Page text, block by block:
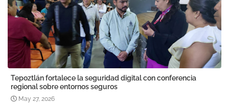
Tepoztlán fortalece la seguridad digital con conferencia
regional sobre entornos seguros
May 27, 2026